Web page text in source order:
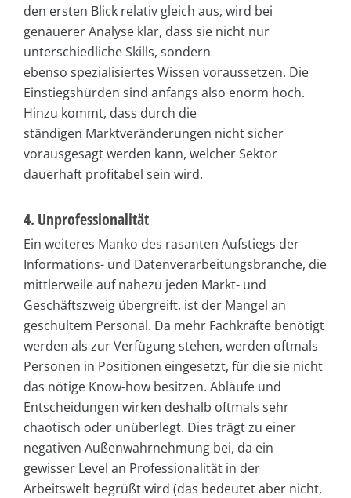
den ersten Blick relativ gleich aus, wird bei
genauerer Analyse klar, dass sie nicht nur
unterschiedliche Skills, sondern
ebenso spezialisiertes Wissen voraussetzen. Die
Einstiegshürden sind anfangs also enorm hoch.
Hinzu kommt, dass durch die
ständigen Marktveränderungen nicht sicher
vorausgesagt werden kann, welcher Sektor
dauerhaft profitabel sein wird.
4. Unprofessionalität
Ein weiteres Manko des rasanten Aufstiegs der
Informations- und Datenverarbeitungsbranche, die
mittlerweile auf nahezu jeden Markt- und
Geschäftszweig übergreift, ist der Mangel an
geschultem Personal. Da mehr Fachkräfte benötigt
werden als zur Verfügung stehen, werden oftmals
Personen in Positionen eingesetzt, für die sie nicht
das nötige Know-how besitzen. Abläufe und
Entscheidungen wirken deshalb oftmals sehr
chaotisch oder unüberlegt. Dies trägt zu einer
negativen Außenwahrnehmung bei, da ein
gewisser Level an Professionalität in der
Arbeitswelt begrüßt wird (das bedeutet aber nicht,